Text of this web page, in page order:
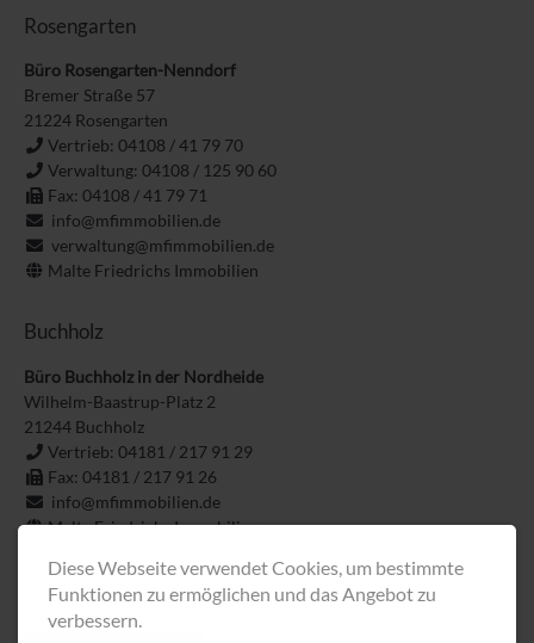
Rosengarten
Büro Rosengarten-Nenndorf
Bremer Straße 57
21224 Rosengarten
Vertrieb: 04108 / 41 79 70
Verwaltung: 04108 / 125 90 60
Fax: 04108 / 41 79 71
info@mfimmobilien.de
verwaltung@mfimmobilien.de
Malte Friedrichs Immobilien
Buchholz
Büro Buchholz in der Nordheide
Wilhelm-Baastrup-Platz 2
21244 Buchholz
Vertrieb: 04181 / 217 91 29
Fax: 04181 / 217 91 26
info@mfimmobilien.de
Malte Friedrichs Immobilien
Image-Broschüre
Diese Webseite verwendet Cookies, um bestimmte
Funktionen zu ermöglichen und das Angebot zu
verbessern.